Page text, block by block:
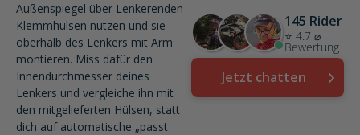
Außenspiegel über Lenkerenden-
Klemmhülsen nutzen und sie
oberhalb des Lenkers mit Arm
montieren. Miss dafür den
Innendurchmesser deines
Lenkers und vergleiche ihn mit
den mitgelieferten Hülsen, statt
dich auf automatische „passt
145 Rider
⭐ 4.7 ⌀
Bewertung
Jetzt chatten